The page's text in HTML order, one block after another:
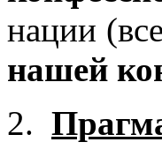
нации
нашей